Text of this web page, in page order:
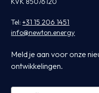
Tel:+31 15 206 1451
info@newton.energy
Meld je aan voor onze
ontwikkelingen.